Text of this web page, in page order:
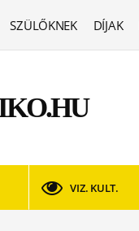
SZÜLŐKNEK DÍJAK
VIZ. KULT.